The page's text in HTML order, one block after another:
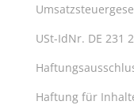
USt-IdNr. DE 231
Haftung für